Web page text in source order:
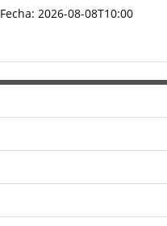
Fecha: 2026-08-08T10:00